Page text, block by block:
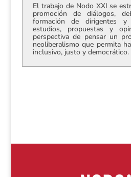
El trabajo de Nodo XXI se
promoción de diálogos,
formación de dirigentes
estudios, propuestas y
perspectiva de pensar un
neoliberalismo que permita
inclusivo, justo y democrático.